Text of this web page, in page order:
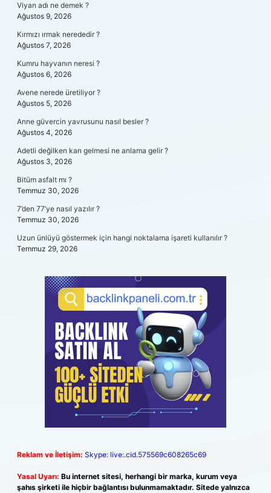
Viyan adı ne demek ?
Ağustos 9, 2026
Kırmızı ırmak nerededir ?
Ağustos 7, 2026
Kumru hayvanın neresi ?
Ağustos 6, 2026
Avene nerede üretiliyor ?
Ağustos 5, 2026
Anne güvercin yavrusunu nasıl besler ?
Ağustos 4, 2026
Adetli değilken kan gelmesi ne anlama gelir ?
Ağustos 3, 2026
Bitüm asfalt mı ?
Temmuz 30, 2026
7’den 77’ye nasıl yazılır ?
Temmuz 30, 2026
Uzun ünlüyü göstermek için hangi noktalama işareti kullanılır ?
Temmuz 29, 2026
Reklam ve İletişim: Skype: live:.cid.575569c608265c69
Yasal Uyarı: Bu internet sitesi, herhangi bir marka, kurum veya
şahıs şirketi ile hiçbir bağlantısı bulunmamaktadır. Sitede yalnızca